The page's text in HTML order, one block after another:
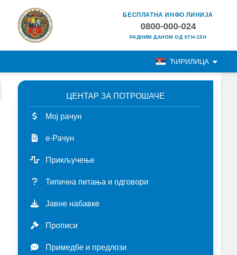
БЕСПЛАТНА ИНФО ЛИНИЈА
0800-000-024
РАДНИМ ДАНОМ ОД 07H-15H
ЋИРИЛИЦА
ЦЕНТАР ЗА ПОТРОШАЧЕ
Мој рачун
е-Рачун
Прикључење
Типична питања и одговори
Јавне набавке
Прописи
Примедбе и предлози